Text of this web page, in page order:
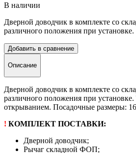
В наличии
Дверной доводчик в комплекте со
различного положения при установке.
Добавить в сравнение
Описание
Дверной доводчик в комплекте со
различного положения при
открыванием. Посадочные размеры:
! КОМПЛЕКТ ПОСТАВКИ:
Дверной доводчик;
Рычаг складной ФОП;